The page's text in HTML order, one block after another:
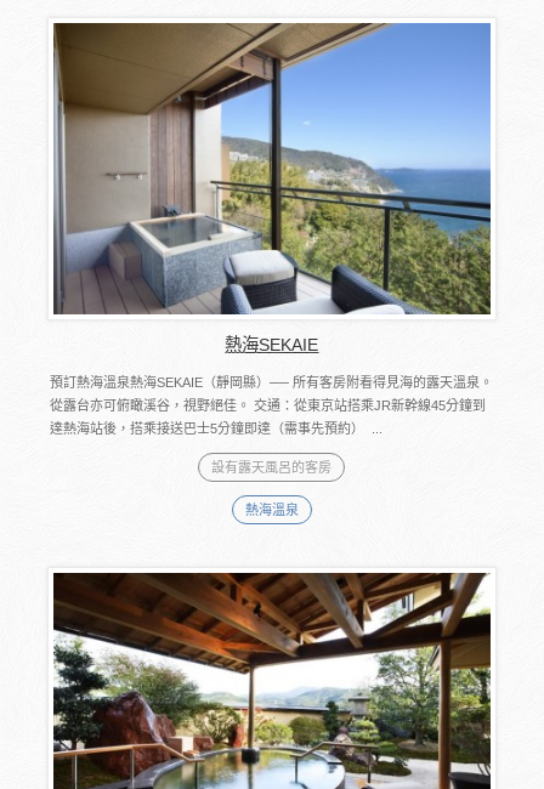
熱海SEKAIE
預訂熱海溫泉熱海SEKAIE（靜岡縣）── 所有客房附看得見海的露天溫泉。
從露台亦可俯瞰溪谷，視野絕佳。 交通：從東京站搭乘JR新幹線45分鐘到
達熱海站後，搭乘接送巴士5分鐘即達（需事先預約） ...
設有露天風呂的客房
熱海溫泉